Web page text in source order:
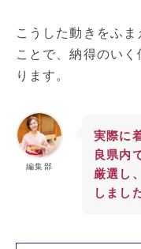
こうした動きをふ
ことで、納得のい
ります。
編集部
実際に
良県内
厳選し
しまし